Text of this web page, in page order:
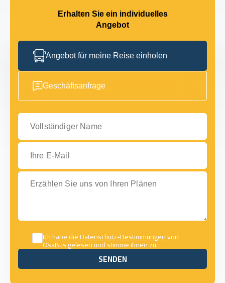
Erhalten Sie ein individuelles
Angebot
Angebot für meine Reise einholen
Geschäftsanfrage
Vollständiger Name
Ihre E-Mail
Erzählen Sie uns von Ihren Plänen
Ich habe dieDatenschutz-Bestimmungenvon
OsaBus gelesen und stimme ihnen zu.
SENDEN
SENDEN